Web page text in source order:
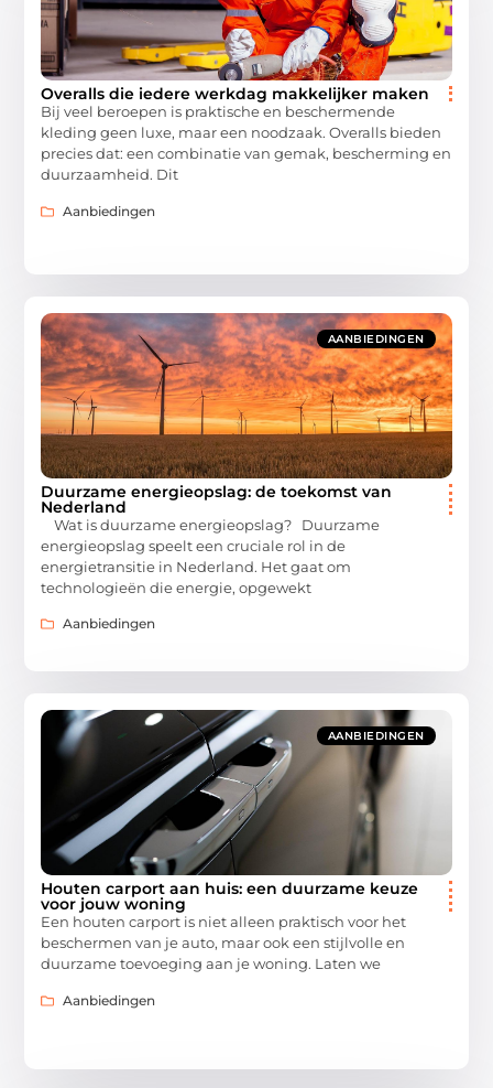
Overalls die iedere werkdag makkelijker maken
Bij veel beroepen is praktische en beschermende
kleding geen luxe, maar een noodzaak. Overalls bieden
precies dat: een combinatie van gemak, bescherming en
duurzaamheid. Dit
Aanbiedingen
AANBIEDINGEN
Duurzame energieopslag: de toekomst van
Nederland
Wat is duurzame energieopslag? Duurzame
energieopslag speelt een cruciale rol in de
energietransitie in Nederland. Het gaat om
technologieën die energie, opgewekt
Aanbiedingen
AANBIEDINGEN
Houten carport aan huis: een duurzame keuze
voor jouw woning
Een houten carport is niet alleen praktisch voor het
beschermen van je auto, maar ook een stijlvolle en
duurzame toevoeging aan je woning. Laten we
Aanbiedingen